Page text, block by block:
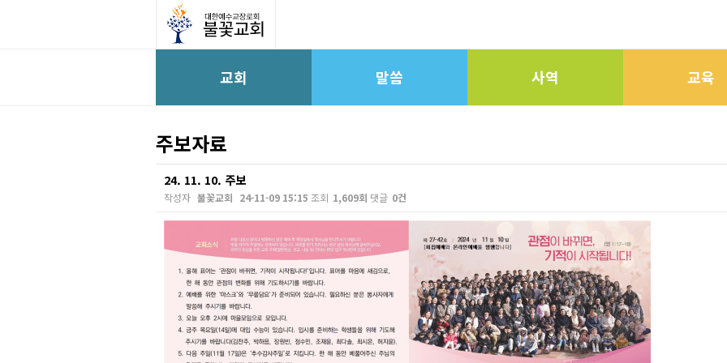
교회 말씀 사역 교육
주보자료
24. 11. 10. 주보
작성자 불꽃교회 24-11-09 15:15 조회 1,609회 댓글 0건
본문